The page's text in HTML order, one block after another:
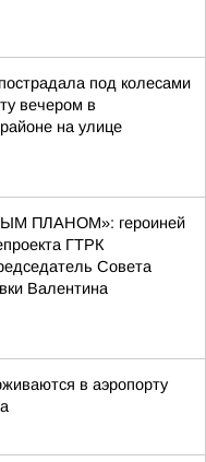
под колесами
вечером в
на улице
ПЛАНОМ»: героиней
ГТРК
Совета
Валентина
в аэропорту